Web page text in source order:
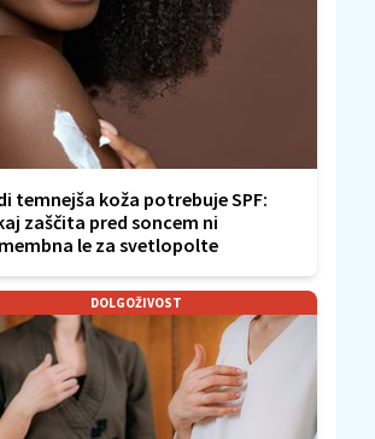
temnejša koža potrebuje SPF:
zaščita pred soncem ni
le za svetlopolte
DOLGOŽIVOST